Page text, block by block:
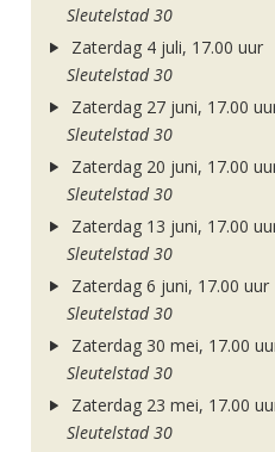
Sleutelstad 30
Zaterdag 4 juli, 17.00 uur
Sleutelstad 30
Zaterdag 27 juni, 17.00
Sleutelstad 30
Zaterdag 20 juni, 17.00
Sleutelstad 30
Zaterdag 13 juni, 17.00
Sleutelstad 30
Zaterdag 6 juni, 17.00 uur
Sleutelstad 30
Zaterdag 30 mei, 17.00
Sleutelstad 30
Zaterdag 23 mei, 17.00
Sleutelstad 30